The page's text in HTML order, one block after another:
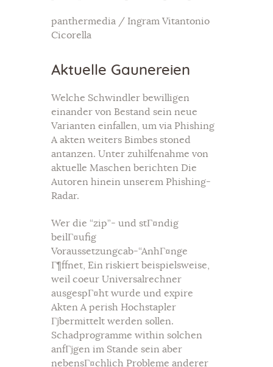
panthermedia / Ingram Vitantonio
Cicorella
Aktuelle Gaunereien
Welche Schwindler bewilligen
einander von Bestand sein neue
Varianten einfallen, um via Phishing
A akten weiters Bimbes stoned
antanzen. Unter zuhilfenahme von
aktuelle Maschen berichten Die
Autoren hinein unserem Phishing-
Radar.
Wer die “zip”- und stГ¤ndig
beilГ¤ufig
Voraussetzungcab-“AnhГ¤nge
Г¶ffnet, Ein riskiert beispielsweise,
weil coeur Universalrechner
ausgespГ¤ht wurde und expire
Akten A perish Hochstapler
Гјbermittelt werden sollen.
Schadprogramme within solchen
anfГјgen im Stande sein aber
nebensГ¤chlich Probleme anderer